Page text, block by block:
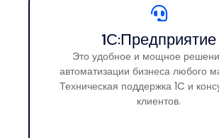
1С:Предприятие
Это удобное и мощное
автоматизации бизнеса любого
Техническая поддержка 1C и
клиентов.
1С:Предприятие
Создайте основу для успешного
компании с помощью программ